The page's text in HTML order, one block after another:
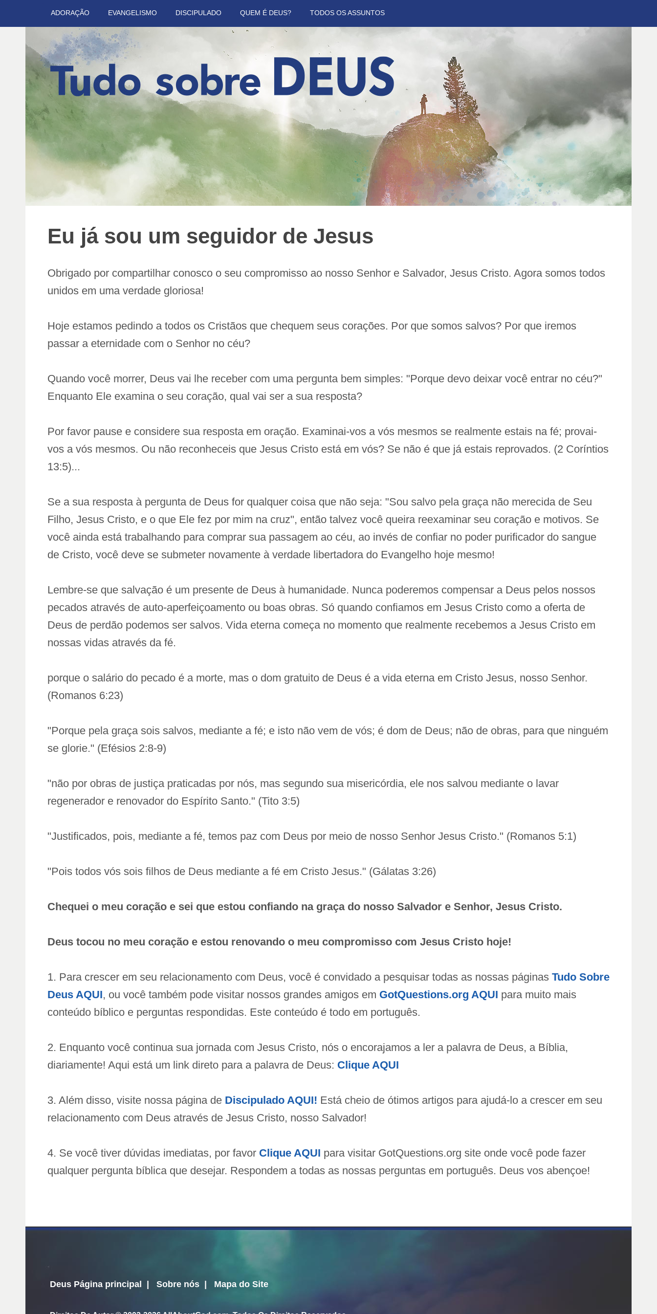
Eu já sou um seguidor de Jesus
Obrigado por compartilhar conosco o seu compromisso ao nosso Senhor e Salvador, Jesus Cristo. Agora somos todos
unidos em uma verdade gloriosa!
Hoje estamos pedindo a todos os Cristãos que chequem seus corações. Por que somos salvos? Por que iremos
passar a eternidade com o Senhor no céu?
Quando você morrer, Deus vai lhe receber com uma pergunta bem simples: "Porque devo deixar você entrar no céu?"
Enquanto Ele examina o seu coração, qual vai ser a sua resposta?
Por favor pause e considere sua resposta em oração. Examinai-vos a vós mesmos se realmente estais na fé; provai-
vos a vós mesmos. Ou não reconheceis que Jesus Cristo está em vós? Se não é que já estais reprovados. (2 Coríntios
13:5)...
Se a sua resposta à pergunta de Deus for qualquer coisa que não seja: "Sou salvo pela graça não merecida de Seu
Filho, Jesus Cristo, e o que Ele fez por mim na cruz", então talvez você queira reexaminar seu coração e motivos. Se
você ainda está trabalhando para comprar sua passagem ao céu, ao invés de confiar no poder purificador do sangue
de Cristo, você deve se submeter novamente à verdade libertadora do Evangelho hoje mesmo!
Lembre-se que salvação é um presente de Deus à humanidade. Nunca poderemos compensar a Deus pelos nossos
pecados através de auto-aperfeiçoamento ou boas obras. Só quando confiamos em Jesus Cristo como a oferta de
Deus de perdão podemos ser salvos. Vida eterna começa no momento que realmente recebemos a Jesus Cristo em
nossas vidas através da fé.
porque o salário do pecado é a morte, mas o dom gratuito de Deus é a vida eterna em Cristo Jesus, nosso Senhor.
(Romanos 6:23)
"Porque pela graça sois salvos, mediante a fé; e isto não vem de vós; é dom de Deus; não de obras, para que ninguém
se glorie." (Efésios 2:8-9)
"não por obras de justiça praticadas por nós, mas segundo sua misericórdia, ele nos salvou mediante o lavar
regenerador e renovador do Espírito Santo." (Tito 3:5)
"Justificados, pois, mediante a fé, temos paz com Deus por meio de nosso Senhor Jesus Cristo." (Romanos 5:1)
"Pois todos vós sois filhos de Deus mediante a fé em Cristo Jesus." (Gálatas 3:26)
Chequei o meu coração e sei que estou confiando na graça do nosso Salvador e Senhor, Jesus Cristo.
Deus tocou no meu coração e estou renovando o meu compromisso com Jesus Cristo hoje!
1. Para crescer em seu relacionamento com Deus, você é convidado a pesquisar todas as nossas páginas Tudo Sobre
Deus AQUI, ou você também pode visitar nossos grandes amigos em GotQuestions.org AQUI para muito mais
conteúdo bíblico e perguntas respondidas. Este conteúdo é todo em português.
2. Enquanto você continua sua jornada com Jesus Cristo, nós o encorajamos a ler a palavra de Deus, a Bíblia,
diariamente! Aqui está um link direto para a palavra de Deus: Clique AQUI
3. Além disso, visite nossa página de Discipulado AQUI! Está cheio de ótimos artigos para ajudá-lo a crescer em seu
relacionamento com Deus através de Jesus Cristo, nosso Salvador!
4. Se você tiver dúvidas imediatas, por favor Clique AQUI para visitar GotQuestions.org site onde você pode fazer
qualquer pergunta bíblica que desejar. Respondem a todas as nossas perguntas em português. Deus vos abençoe!
Deus Página principal Sobre nós Mapa do Site
ADORAÇÃO EVANGELISMO DISCIPULADO QUEM É DEUS? TODOS OS ASSUNTOS